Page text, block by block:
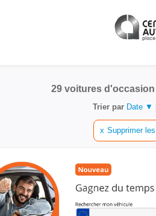
29 voitures d'occasion
Trier par Date ▼
x Supprimer